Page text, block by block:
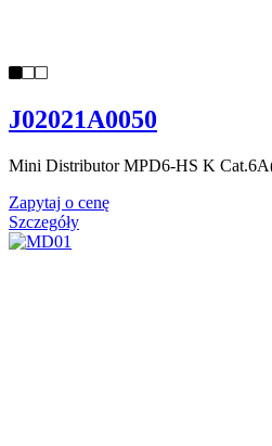
J02021A0050
Mini Distributor MPD6-HS K
Zapytaj o cenę
Szczegóły